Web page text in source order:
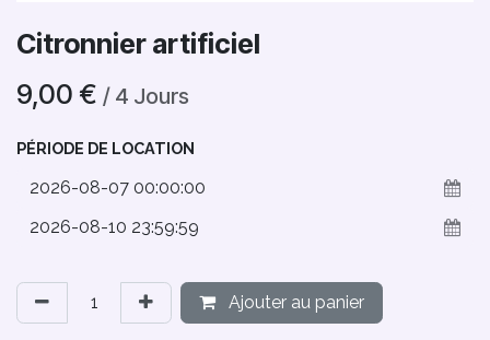
Citronnier artificiel
9,00 € / 4 Jours
PÉRIODE DE LOCATION
Ajouter au panier